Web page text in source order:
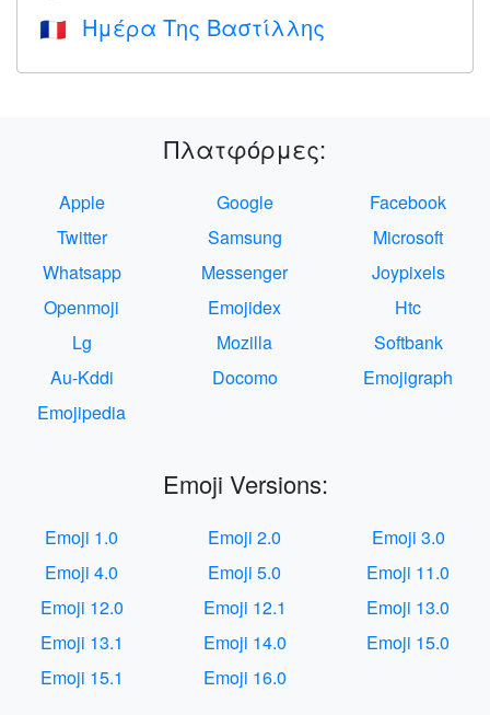
🇫🇷 Ημέρα Της Βαστίλλης
Πλατφόρμες:
Apple Google
Facebook
Twitter
Samsung
Microsoft
Whatsapp
Messenger
Joypixels
Openmoji
Emojidex
Htc
Lg
Mozilla
Softbank
Au-Kddi
Docomo
Emojigraph
Emojipedia
Emoji Versions:
Emoji 1.0 Emoji 2.0
Emoji 3.0
Emoji 4.0
Emoji 5.0
Emoji 11.0
Emoji 12.0
Emoji 12.1
Emoji 13.0
Emoji 13.1
Emoji 14.0
Emoji 15.0
Emoji 15.1
Emoji 16.0